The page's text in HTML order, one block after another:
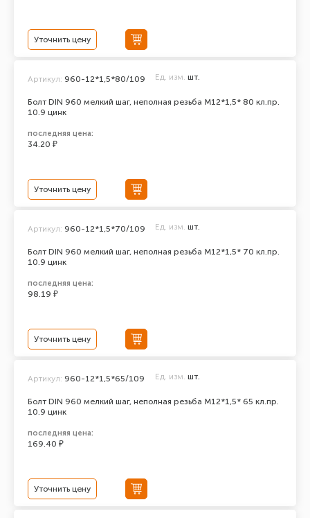
Уточнить цену
Болт DIN 960 мелкий шаг, неполная резьба M12*1,5* 80 кл.пр.
10.9 цинк
Артикул: 960-12*1,5*80/109 Ед. изм. шт.
последняя цена:
34.20 ₽
Уточнить цену
Болт DIN 960 мелкий шаг, неполная резьба M12*1,5* 70 кл.пр.
10.9 цинк
Артикул: 960-12*1,5*70/109 Ед. изм. шт.
последняя цена:
98.19 ₽
Уточнить цену
Болт DIN 960 мелкий шаг, неполная резьба M12*1,5* 65 кл.пр.
10.9 цинк
Артикул: 960-12*1,5*65/109 Ед. изм. шт.
последняя цена:
169.40 ₽
Уточнить цену